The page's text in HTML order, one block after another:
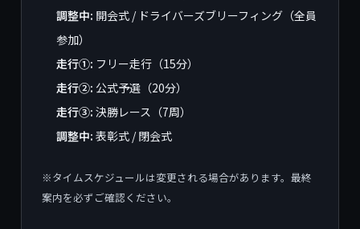
調整中: 開会式 / ドライバーズブリーフィング（全員
参加）
走行①: フリー走行（15分）
走行②: 公式予選（20分）
走行③: 決勝レース（7周）
調整中: 表彰式 / 閉会式
※タイムスケジュールは変更される場合があります。最終
案内を必ずご確認ください。